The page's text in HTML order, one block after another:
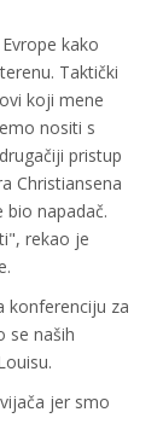
kako
Taktički
koji mene
nositi s
pristup
Christiansena
napadač.
rekao je
konferenciju za
se naših
jer smo